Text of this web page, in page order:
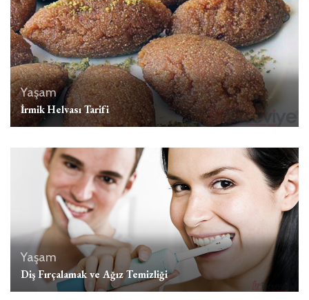
Yaşam
İrmik Helvası Tarifi
Yaşam
Diş Fırçalamak ve Ağız Temizliği